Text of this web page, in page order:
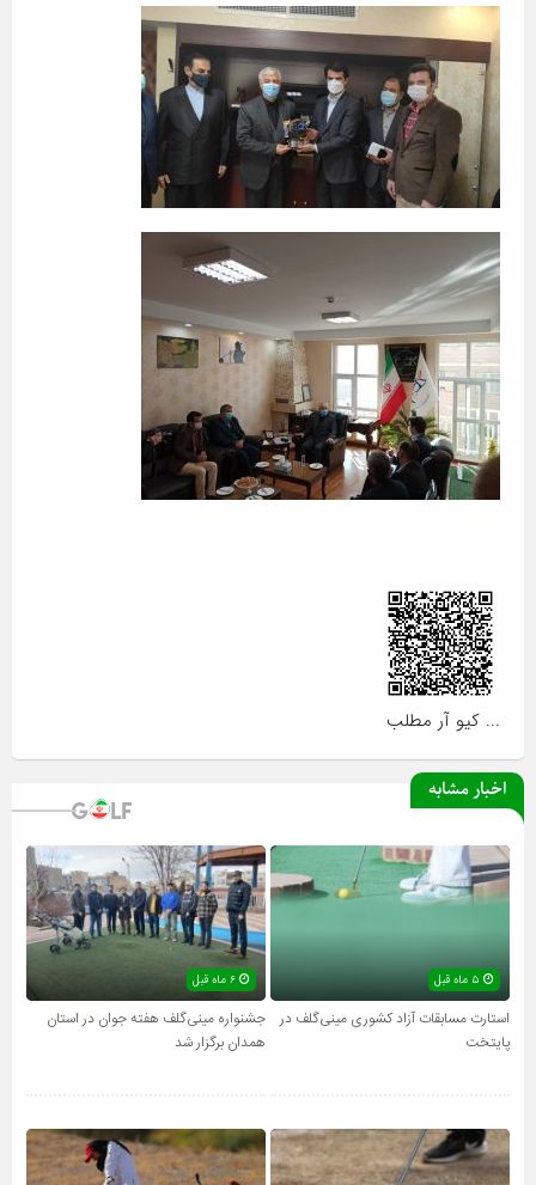
... کیو آر مطلب
اخبار مشابه
استارت مسابقات آزاد کشوری مینی‌گلف در
پایتخت
جشنواره مینی‌گلف هفته جوان در استان
همدان برگزار شد